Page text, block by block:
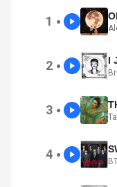
1 ●
2 ● I
3 ●
4 ●